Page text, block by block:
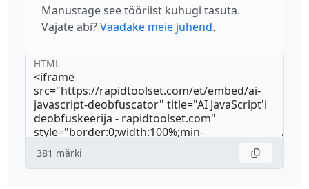
Manustage see tööriist kuhugi tasuta.
Vajate abi?Vaadake meie juhend.
HTML
381 märki